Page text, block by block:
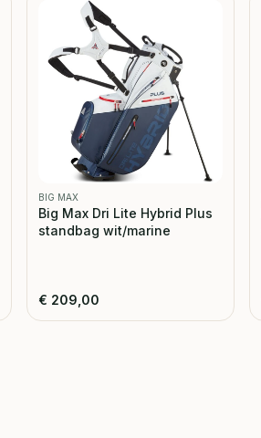
BIG MAX
Big Max Dri Lite Hybrid Plus
standbag wit/marine
€ 209,00